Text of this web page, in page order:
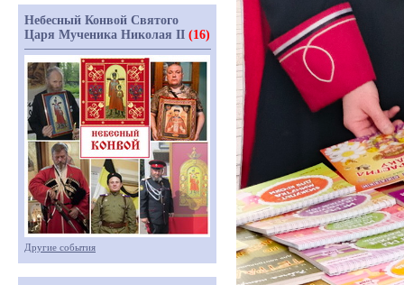
Небесный Конвой Святого
Царя Мученика Николая II (16)
Другие события